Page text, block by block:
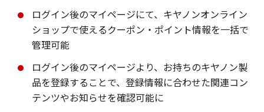
ログイン後のマイページにて、キヤノンオンライン
ショップで使えるクーポン・ポイント情報を一括で
管理可能
ログイン後のマイページより、お持ちのキヤノン製
品を登録することで、登録情報に合わせた関連コン
テンツやお知らせを確認可能に